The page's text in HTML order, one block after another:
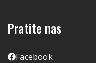
Pratite nas
Facebook